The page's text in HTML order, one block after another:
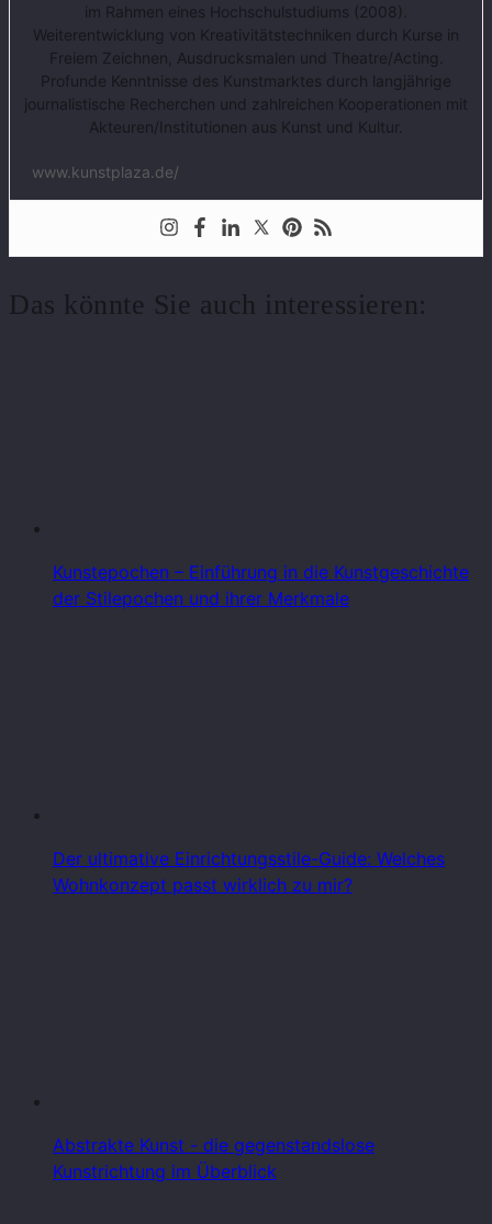
im Rahmen eines Hochschulstudiums (2008).
Weiterentwicklung von Kreativitätstechniken durch Kurse in
Freiem Zeichnen, Ausdrucksmalen und Theatre/Acting.
Profunde Kenntnisse des Kunstmarktes durch langjährige
journalistische Recherchen und zahlreichen Kooperationen mit
Akteuren/Institutionen aus Kunst und Kultur.
www.kunstplaza.de/
Das könnte Sie auch interessieren:
Kunstepochen – Einführung in die Kunstgeschichte
der Stilepochen und ihrer Merkmale
Der ultimative Einrichtungsstile-Guide: Welches
Wohnkonzept passt wirklich zu mir?
Abstrakte Kunst - die gegenstandslose
Kunstrichtung im Überblick